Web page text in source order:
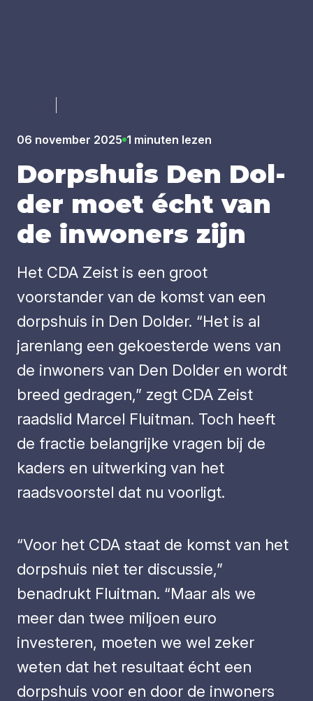
06 november 2025 1 minuten lezen
Dorps­huis Den Dol­
der moet écht van
de inwo­ners zijn
Het CDA Zeist is een groot
voorstander van de komst van een
dorpshuis in Den Dolder. “Het is al
jarenlang een gekoesterde wens van
de inwoners van Den Dolder en wordt
breed gedragen,” zegt CDA Zeist
raadslid Marcel Fluitman. Toch heeft
de fractie belangrijke vragen bij de
kaders en uitwerking van het
raadsvoorstel dat nu voorligt.
“Voor het CDA staat de komst van het
dorpshuis niet ter discussie,”
benadrukt Fluitman. “Maar als we
meer dan twee miljoen euro
investeren, moeten we wel zeker
weten dat het resultaat écht een
dorpshuis voor en door de inwoners